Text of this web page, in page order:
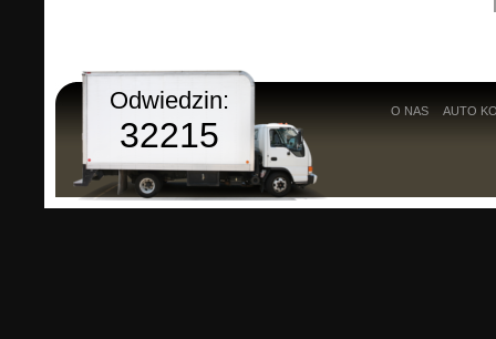
Odwiedzin:
32215
O NAS
AUTO